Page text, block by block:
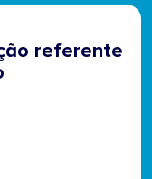
referente